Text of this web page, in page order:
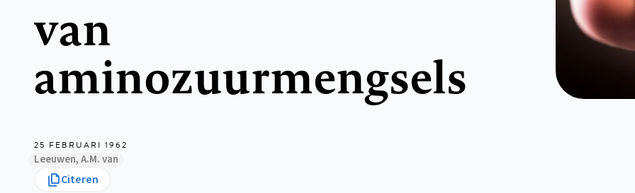
van
aminozuurmengsels
25 FEBRUARI 1962
Leeuwen, A.M. van
Citeren